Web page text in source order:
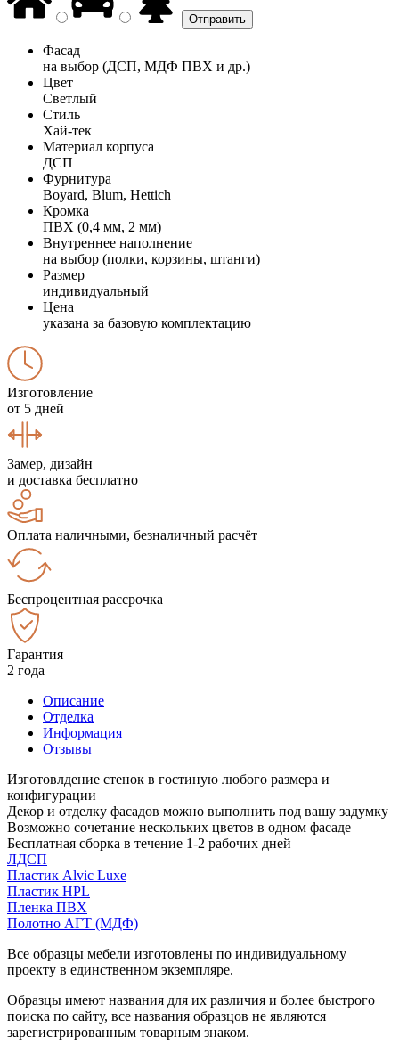
Фасад
на выбор (ДСП, МДФ ПВХ и др.)
Цвет
Светлый
Стиль
Хай-тек
Материал корпуса
ДСП
Фурнитура
Boyard, Blum, Hettich
Кромка
ПВХ (0,4 мм, 2 мм)
Внутреннее наполнение
на выбор (полки, корзины, штанги)
Размер
индивидуальный
Цена
указана за базовую комплектацию
Изготовление
от 5 дней
Замер, дизайн
и доставка бесплатно
Оплата наличными, безналичный расчёт
Беспроцентная рассрочка
Гарантия
2 года
Описание
Отделка
Информация
Отзывы
Изготовлдение стенок в гостиную любого размера и
конфигурации
Декор и отделку фасадов можно выполнить под вашу задумку
Возможно сочетание нескольких цветов в одном фасаде
Бесплатная сборка в течение 1-2 рабочих дней
ЛДСП
Пластик Alvic Luxe
Пластик HPL
Пленка ПВХ
Полотно АГТ (МДФ)
Все образцы мебели изготовлены по индивидуальному
проекту в единственном экземпляре.
Образцы имеют названия для их различия и более быстрого
поиска по сайту, все названия образцов не являются
зарегистрированным товарным знаком.